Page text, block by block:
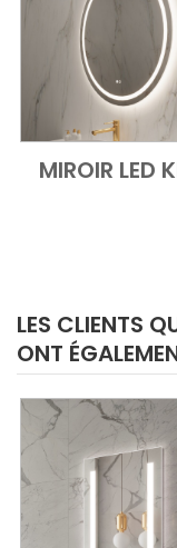
Add toVue
MIROIR LED
LES CLIENTS
ONT